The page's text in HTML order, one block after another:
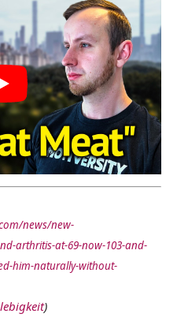
news/new-
arthritis-at-69-now-103-and-
him-naturally-without-
)